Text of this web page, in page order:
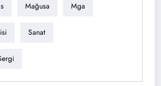
Mağusa Mga
Sanat